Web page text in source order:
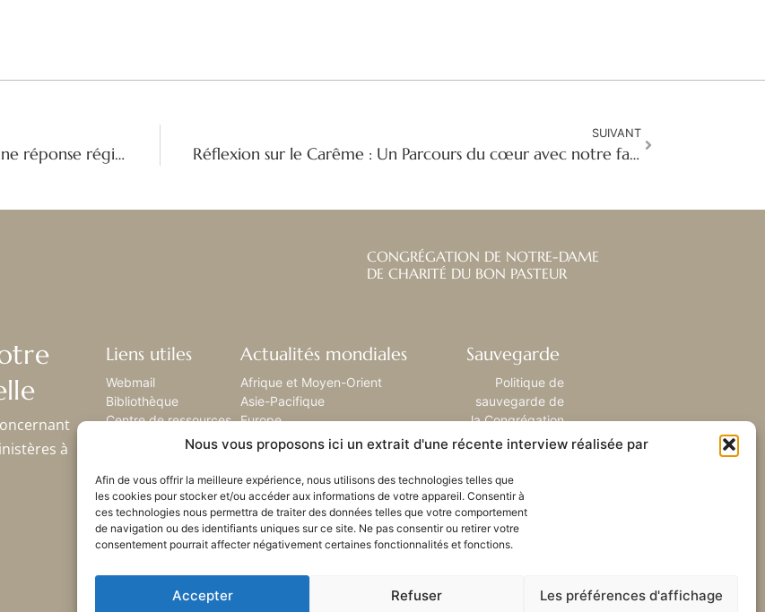
Nous vous proposons ici un extrait d'une récente interview réalisée par
Afin de vous offrir la meilleure expérience, nous utilisons des technologies telles que
les cookies pour stocker et/ou accéder aux informations de votre appareil. Consentir à
ces technologies nous permettra de traiter des données telles que votre comportement
de navigation ou des identifiants uniques sur ce site. Ne pas consentir ou retirer votre
consentement pourrait affecter négativement certaines fonctionnalités et fonctions.
Accepter Refuser Les préférences d'affichage
Communion intercongrégations : Cocréer une réponse régionale aux migrations en Amérique centrale et au Mexique
SUIVANT
Réflexion sur le Carême : Un Parcours du cœur avec notre famille spirituelle
CONGRÉGATION DE NOTRE-DAME
DE CHARITÉ DU BON PASTEUR
à
Liens utiles
Webmail
Bibliothèque
Centre de ressources
Envoyez-nous votre
Plan du site
Actualités mondiales
Afrique et Moyen-Orient
Asie-Pacifique
Europe
Amérique latine
Sauvegarde
Politique de
sauvegarde de
la Congrégation